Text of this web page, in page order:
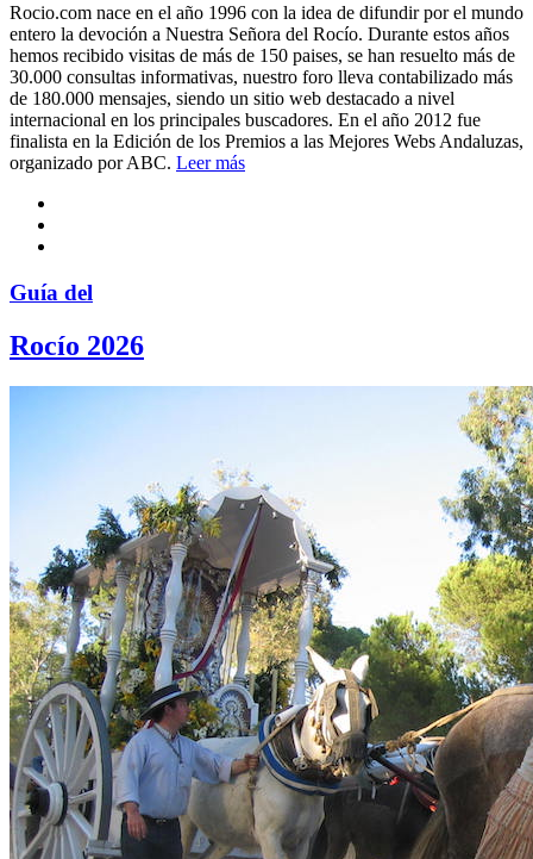
Rocio.com nace en el año 1996 con la idea de difundir por el mundo
entero la devoción a Nuestra Señora del Rocío. Durante estos años
hemos recibido visitas de más de 150 paises, se han resuelto más de
30.000 consultas informativas, nuestro foro lleva contabilizado más
de 180.000 mensajes, siendo un sitio web destacado a nivel
internacional en los principales buscadores. En el año 2012 fue
finalista en la Edición de los Premios a las Mejores Webs Andaluzas,
organizado por ABC. Leer más
Guía del
Rocío 2026